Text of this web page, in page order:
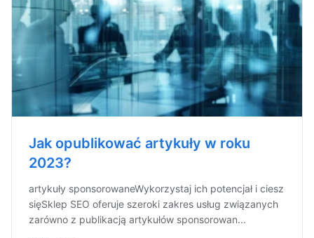
Jak opublikować artykuły w roku
2023?
artykuły sponsorowaneWykorzystaj ich potencjał i ciesz
sięSklep SEO oferuje szeroki zakres usług związanych
zarówno z publikacją artykułów sponsorowan...